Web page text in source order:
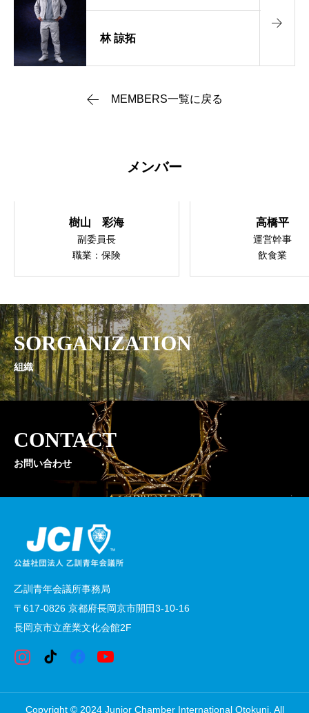
林 諒拓
MEMBERS一覧に戻る
メンバー
樹山 彩海
副委員長
職業：保険
高橋平
運営幹事
飲食業
SORGANIZATION
組織
CONTACT
お問い合わせ
乙訓青年会議所事務局
〒617-0826 京都府長岡京市開田3-10-16
長岡京市立産業文化会館2F
Copyright © 2024 Junior Chamber International Otokuni. All